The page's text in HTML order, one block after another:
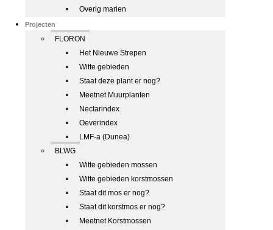
Overig marien
Projecten
FLORON
Het Nieuwe Strepen
Witte gebieden
Staat deze plant er nog?
Meetnet Muurplanten
Nectarindex
Oeverindex
LMF-a (Dunea)
BLWG
Witte gebieden mossen
Witte gebieden korstmossen
Staat dit mos er nog?
Staat dit korstmos er nog?
Meetnet Korstmossen